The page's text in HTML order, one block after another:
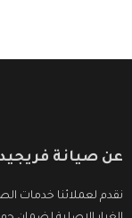
عن صيانة
نقدم لعملائنا خدمات